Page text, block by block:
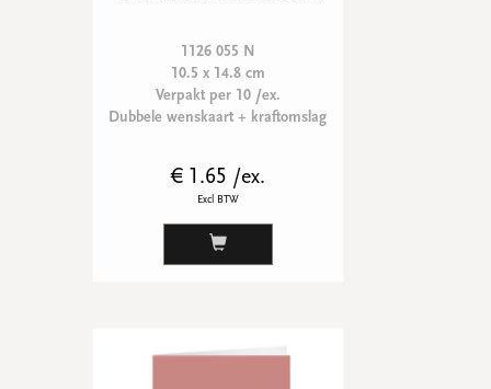
1126 055 N
10.5 x 14.8 cm
Verpakt per 10 /ex.
Dubbele wenskaart + kraftomslag
€ 1.65 /ex.
Excl BTW